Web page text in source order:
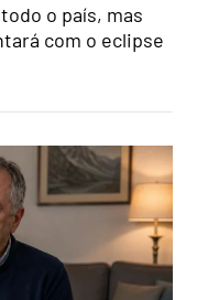
o país, mas
com o eclipse